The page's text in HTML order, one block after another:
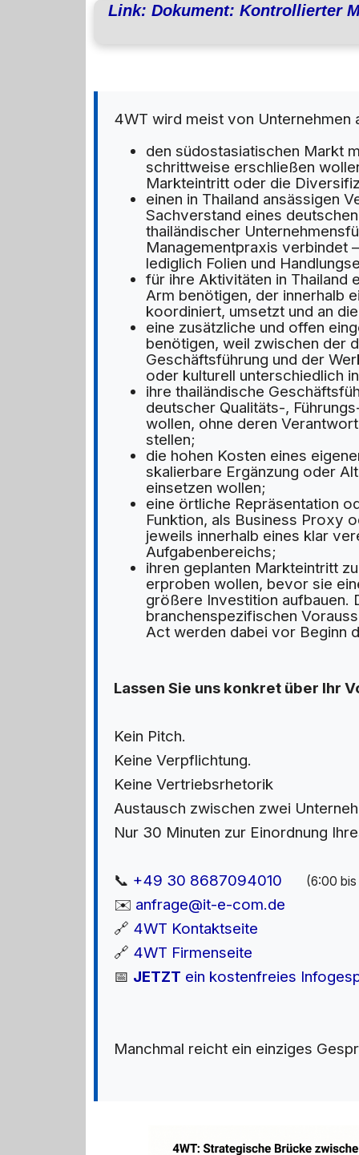
Link: Dokument: Kontrollierter
4WT wird meist von Unternehmen
den südostasiatischen Markt
schrittweise erschließen
Markteintritt oder die
einen in Thailand ansässigen
Sachverstand eines
thailändischer
Managementpraxis verbindet
lediglich Folien und
für ihre Aktivitäten in Thailand
Arm benötigen, der innerhalb
koordiniert, umsetzt und an
eine zusätzliche und offen
benötigen, weil zwischen der
Geschäftsführung und der
oder kulturell unterschiedlich
ihre thailändische
deutscher Qualitäts-,
wollen, ohne deren
stellen;
die hohen Kosten eines
skalierbare Ergänzung oder
einsetzen wollen;
eine örtliche Repräsentation
Funktion, als Business Proxy
jeweils innerhalb eines klar
Aufgabenbereichs;
ihren geplanten Markteintritt
erproben wollen, bevor sie
größere Investition aufbauen.
branchenspezifischen
Act werden dabei vor Beginn
Lassen Sie uns konkret über Ihr
Kein Pitch.
Keine Verpflichtung.
Keine Vertriebsrhetorik
Austausch zwischen zwei
Nur 30 Minuten zur Einordnung
📞 +49 30 8687094010 (6:00 bis
✉️ anfrage@it-e-com.de
🔗 4WT Kontaktseite
🔗 4WT Firmenseite
📅 JETZT ein kostenfreies
Manchmal reicht ein einziges